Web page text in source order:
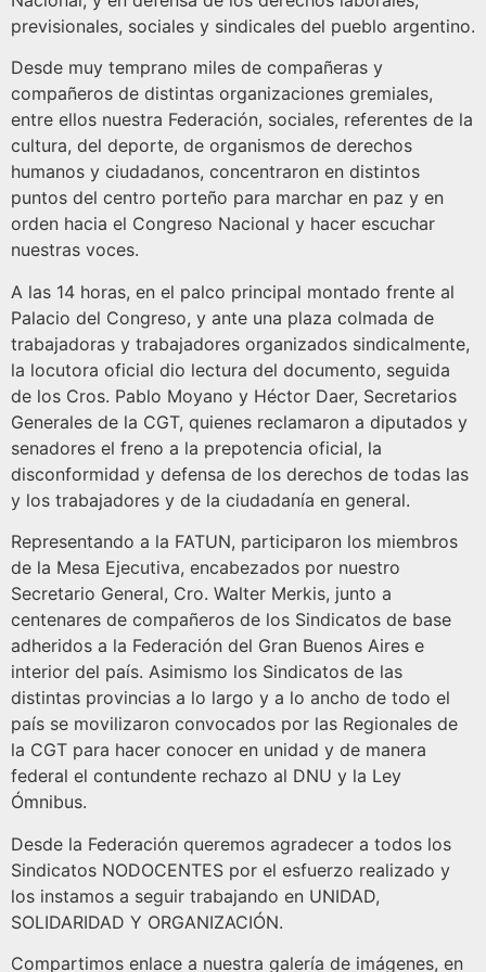
previsionales, sociales y sindicales del pueblo argentino.
Desde muy temprano miles de compañeras y
compañeros de distintas organizaciones gremiales,
entre ellos nuestra Federación, sociales, referentes de la
cultura, del deporte, de organismos de derechos
humanos y ciudadanos, concentraron en distintos
puntos del centro porteño para marchar en paz y en
orden hacia el Congreso Nacional y hacer escuchar
nuestras voces.
A las 14 horas, en el palco principal montado frente al
Palacio del Congreso, y ante una plaza colmada de
trabajadoras y trabajadores organizados sindicalmente,
la locutora oficial dio lectura del documento, seguida
de los Cros. Pablo Moyano y Héctor Daer, Secretarios
Generales de la CGT, quienes reclamaron a diputados y
senadores el freno a la prepotencia oficial, la
disconformidad y defensa de los derechos de todas las
y los trabajadores y de la ciudadanía en general.
Representando a la FATUN, participaron los miembros
de la Mesa Ejecutiva, encabezados por nuestro
Secretario General, Cro. Walter Merkis, junto a
centenares de compañeros de los Sindicatos de base
adheridos a la Federación del Gran Buenos Aires e
interior del país. Asimismo los Sindicatos de las
distintas provincias a lo largo y a lo ancho de todo el
país se movilizaron convocados por las Regionales de
la CGT para hacer conocer en unidad y de manera
federal el contundente rechazo al DNU y la Ley
Ómnibus.
Desde la Federación queremos agradecer a todos los
Sindicatos NODOCENTES por el esfuerzo realizado y
los instamos a seguir trabajando en UNIDAD,
SOLIDARIDAD Y ORGANIZACIÓN.
Compartimos enlace a nuestra galería de imágenes, en